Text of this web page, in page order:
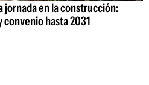
jornada en la construcción:
convenio hasta 2031